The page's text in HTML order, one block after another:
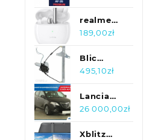
realme
Buds Air 2
189,00zł
Blic
Podnośnik
606000To7215
495,10zł
Lancia
Ypsilon
TwinAir ,
26 000,00zł
Xblitz